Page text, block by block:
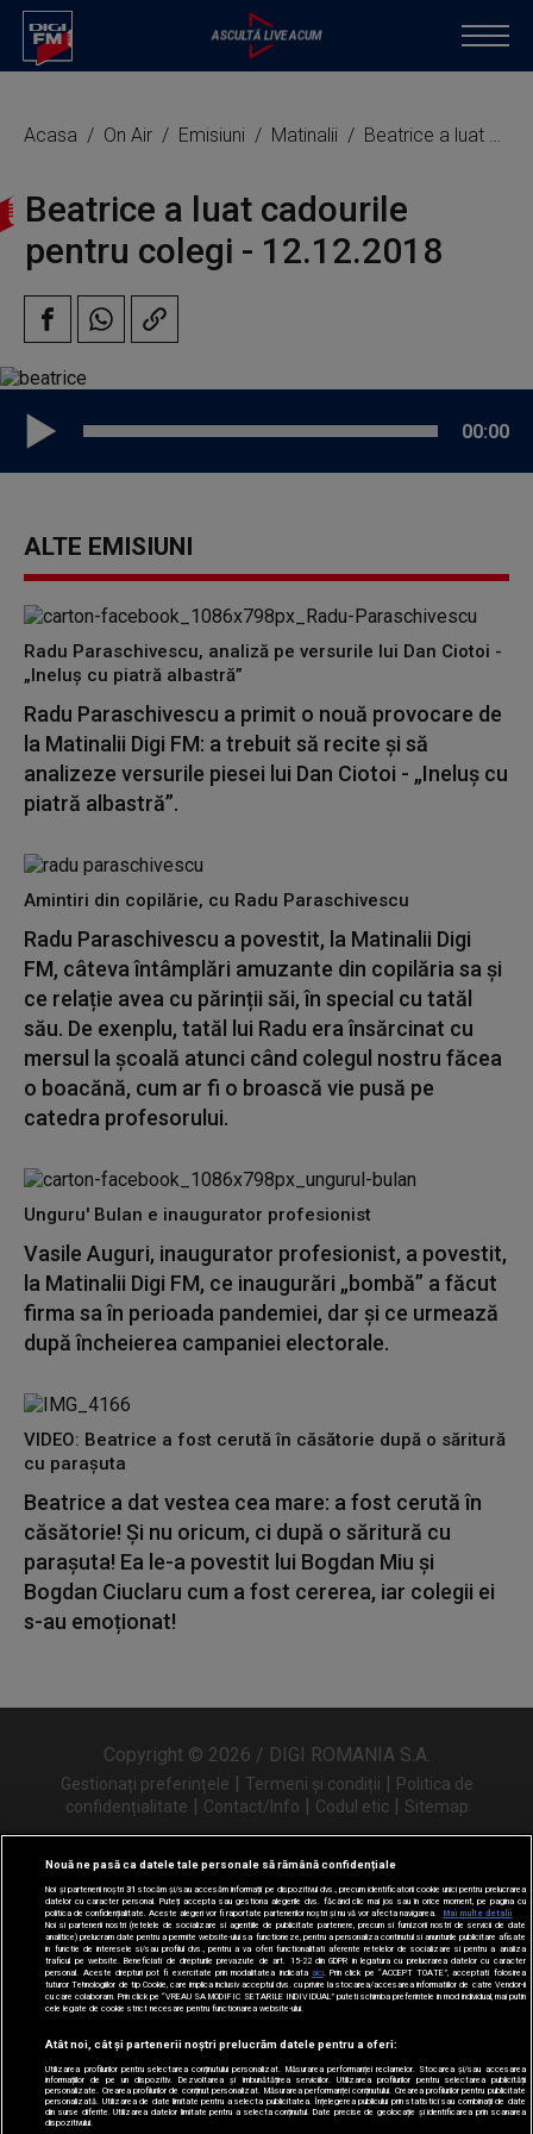
Acasa On Air Emisiuni Matinalii Beatrice a luat cadourile pentru colegi
Beatrice a luat cadourile
pentru colegi - 12.12.2018
00:00
ALTE EMISIUNI
Radu Paraschivescu, analiză pe versurile lui Dan Ciotoi -
„Ineluș cu piatră albastră”
Radu Paraschivescu a primit o nouă provocare de
la Matinalii Digi FM: a trebuit să recite și să
analizeze versurile piesei lui Dan Ciotoi - „Ineluș cu
piatră albastră”.
Amintiri din copilărie, cu Radu Paraschivescu
Radu Paraschivescu a povestit, la Matinalii Digi
FM, câteva întâmplări amuzante din copilăria sa și
ce relație avea cu părinții săi, în special cu tatăl
său. De exenplu, tatăl lui Radu era însărcinat cu
mersul la școală atunci când colegul nostru făcea
o boacănă, cum ar fi o broască vie pusă pe
catedra profesorului.
Unguru' Bulan e inaugurator profesionist
Vasile Auguri, inaugurator profesionist, a povestit,
la Matinalii Digi FM, ce inaugurări „bombă” a făcut
firma sa în perioada pandemiei, dar și ce urmează
după încheierea campaniei electorale.
VIDEO: Beatrice a fost cerută în căsătorie după o săritură
cu parașuta
Beatrice a dat vestea cea mare: a fost cerută în
căsătorie! Și nu oricum, ci după o săritură cu
parașuta! Ea le-a povestit lui Bogdan Miu și
Bogdan Ciuclaru cum a fost cererea, iar colegii ei
s-au emoționat!
Copyright © 2026 / DIGI ROMANIA S.A.
Gestionați preferințele | Termeni și condiții | Politica de
confidențialitate | Contact/Info | Codul etic | Sitemap
Urmărește-ne și pe
Nouă ne pasă ca datele tale personale să rămână confidențiale
Noi și partenerii noștri31 stocăm și/sau accesăm informații pe dispozitivul dvs., precum identificatorii cookie unici pentru prelucrarea
datelor cu caracter personal. Puteți accepta sau gestiona alegerile dvs. făcând clic mai jos sau în orice moment, pe pagina cu
politica de confidențialitate. Aceste alegeri vor fi raportate partenerilor noștri și nu vă vor afecta navigarea.
Mai multe detalii
Noi si partenerii nostri (retelele de socializare si agentiile de publicitate partenere, precum si furnizorii nostri de servicii de date
analitice) prelucram date pentru a permite website-ului sa functioneze, pentru a personaliza continutul si anunturile publicitare afisate
in functie de interesele si/sau profilul dvs., pentru a va oferi functionalitati aferente retelelor de socializare si pentru a analiza
traficul pe website. Beneficiati de drepturile prevazute de art. 15-22 din GDPR in legatura cu prelucrarea datelor cu caracter
personal. Aceste drepturi pot fi exercitate prin modalitatea indicata aici. Prin click pe “ACCEPT TOATE”, acceptati folosirea
tuturor Tehnologiilor de tip Cookie, care implica inclusiv acceptul dvs. cu privire la stocarea/accesarea informatiilor de catre Vendor-ii
cu care colaboram. Prin click pe “VREAU SA MODIFIC SETARILE INDIVIDUAL” puteti schimba preferintele in mod individual, mai putin
cele legate de cookie strict necesare pentru functionarea website-ului.
Atât noi, cât și partenerii noștri prelucrăm datele pentru a oferi:
Utilizarea profilurilor pentru selectarea conținutului personalizat. Măsurarea performanței reclamelor. Stocarea și/sau accesarea
informațiilor de pe un dispozitiv. Dezvoltarea și îmbunătățirea serviciilor. Utilizarea profilurilor pentru selectarea publicității
personalizate. Crearea profilurilor de conținut personalizat. Măsurarea performanței conținutului. Crearea profilurilor pentru publicitate
personalizată. Utilizarea de date limitate pentru a selecta publicitatea. Înțelegerea publicului prin statistici sau combinații de date
din surse diferite. Utilizarea datelor limitate pentru a selecta conținutul. Date precise de geolocație și identificarea prin scanarea
dispozitivului.